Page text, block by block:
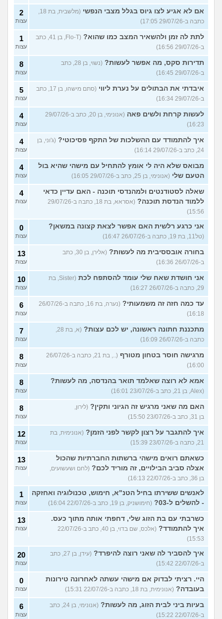
אם לא אגיע לצו גיוס בגלל מצבי הנפשי
כתבה ב-29/07/26 17:05)
2
עצות
לתת לה זמן ולהשאיר המצב כמו שהוא?
(Flo-T, בן 41, כתב
ב-29/07/26 16:56)
1
עצות
תדירות סקס, מה אפשר לעשות?
(נשוי, בן 28, כתב
ב-29/07/26 16:45)
8
עצות
איבדתי את הבתולים על נערת ליווי
(סתם מישהו, בן 17, כתב
ב-29/07/26 16:34)
5
עצות
לעשות קרחת ולשים פאה
(אנונימי, בן 20, כתב ב-29/07/26
16:23)
4
עצות
איך להתמודד עם ההשלכות של התקף פסיכוטי? (ג'וני, בן
24, כתב ב-29/07/26 16:14)
4
עצות
מבואס שלא היה לי אומץ להתחיל עם מישהי שהיא בול
הטעם שלי (אנונימי, בן 25, כתב ב-29/07/26 16:05)
4
עצות
שאלה לסטודנטים ולמהנדסי תוכנה - האם עדיין כדאי
ללמוד הנדסת תוכנה?
(אסראא, בת 18, כתבה ב-29/07/26
15:56)
4
עצות
אני כרגע רלשית האם אפשר לצאת קצונה במשאן?
(טל11, בת 19, כתבה ב-26/07/26 16:47)
0
עצות
בחורה אובססיבית מה לעשות?
(אלירן, בן 30, כתב
ב-26/07/26 16:36)
13
עצות
אני חושדת שאח שלי עומד להסתפח לכת
(Sister, בת
29, כתבה ב-26/07/26 16:27)
10
עצות
עד כמה חזה זה משמעותי?
(נערה, בת 16, כתבה ב-26/07/26
16:18)
6
עצות
מתכננת חתונה ראשונה, יש לכם עצות?
כתבה ב-26/07/26 16:09)
7
עצות
מרגישה חוסר בטחון מטורף
(.., בת 21, כתבה ב-26/07/26
16:00)
8
עצות
אמא לא רוצה שאלמד תואר בהנדסה, מה לעשות?
(Alex, בן 21, כתב ב-23/07/26 16:01)
8
עצות
האם מה שאני מרגיש זה הגיוני ותקין? (לירון,
בן 31, כתב ב-23/07/26 15:50)
8
עצות
איך להתגבר על רצון לקשר לפני הזמן? (אנונימית, בת
21, כתבה ב-23/07/26 15:39)
12
עצות
כשאתם רואים מישהי ברשתות החברתיות שהכול
אצלה סביב הבילויים, זה מוריד לכם? (לחם ושעשועים,
בן 36, כתב ב-22/07/26 16:13)
13
עצות
לאנשים ששירתו בחיל הטנ"א, חימוש, טכנולוגיה ואחזקה
- להשלים ל-03?
(חימושניק, בן 19, כתב ב-22/07/26 16:04)
1
עצות
כשרבתי עם בת הזוג שלי, דחפתי אותה מתוך כעס.
איך להתמודד?
(אלכס, שם בדוי, בן 40, כתב ב-22/07/26
15:53)
13
עצות
איך להסביר לה שאני רוצה להיפרד?
(עידן, בן 27, כתב
ב-22/07/26 15:42)
20
עצות
היי. רציתי לבדוק אם מישהי עשתה לאחרונה טירונות
בעובדה? (אנונימית, בת 18, כתבה ב-22/07/26 15:31)
0
עצות
בעיות ביני לבית הזוג, מה לעשות?
(אנונימי, בן 24, כתב
ב-22/07/26 15:22)
6
עצות